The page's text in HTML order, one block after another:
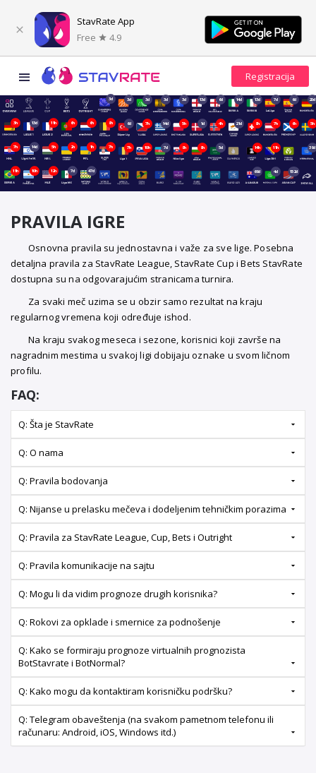
StavRate App
Free
4.9
3d 3d 3d 3d 3d 13d 6d 14d 13d 7d 6d 20d
3h 13d 11h 6h 6h 8h 6d 7h 14d 5h 1d 4h 21d 8h 7h 6h 5h
7h 14d 5h 2h 1h 7h 7h 10h 7d 8h 8h 5d 14h 11h 39d
11h 10h 12h 7d 47d 69d 4d 152d
PRAVILA IGRE
Osnovna pravila su jednostavna i važe za sve lige. Posebna
detaljna pravila za StavRate League, StavRate Cup i Bets StavRate
dostupna su na odgovarajućim stranicama turnira.
Za svaki meč uzima se u obzir samo rezultat na kraju
regularnog vremena koji određuje ishod.
Na kraju svakog meseca i sezone, korisnici koji završe na
nagradnim mestima u svakoj ligi dobijaju oznake u svom ličnom
profilu.
FAQ:
Q: Šta je StavRate
Q: O nama
Q: Pravila bodovanja
Q: Nijanse u prelasku mečeva i dodeljenim tehničkim porazima
Q: Pravila za StavRate League, Cup, Bets i Outright
Q: Pravila komunikacije na sajtu
Q: Mogu li da vidim prognoze drugih korisnika?
Q: Rokovi za opklade i smernice za podnošenje
Q: Kako se formiraju prognoze virtualnih prognozista
BotStavrate i BotNormal?
Q: Kako mogu da kontaktiram korisničku podršku?
Q: Telegram obaveštenja (na svakom pametnom telefonu ili
računaru: Android, iOS, Windows itd.)